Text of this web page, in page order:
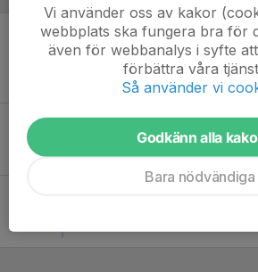
Sön 6
KFUM Huddinge Basketklubb
Basket
Stuvstahallen
Lör 12
12:15
Tumba Basket - Sigtuna BBK 2
Storvretens Sporthall Tumba
-
-
Vi använder oss av kakor
webbplats ska fungera bra för
även för webbanalys i syfte
förbättra våra
Så använder vi
Godkänn alla
Bara nödvändiga